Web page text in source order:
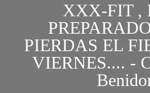
XXX-FIT ,
PIERDAS EL
VIERNES.... -